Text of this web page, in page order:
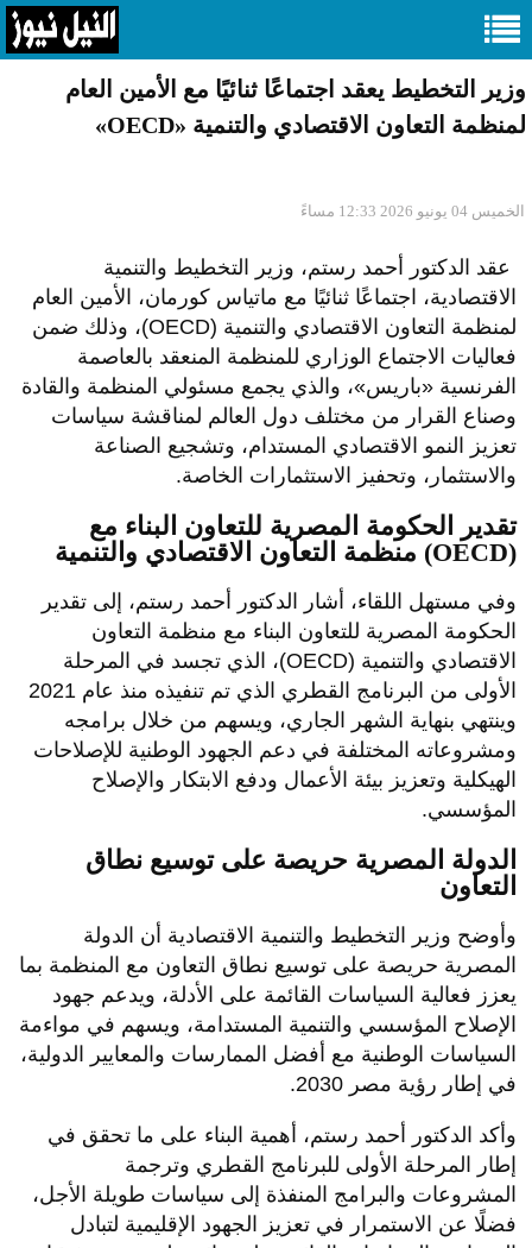
وزير التخطيط يعقد اجتماعًا ثنائيًا مع الأمين العام
لمنظمة التعاون الاقتصادي والتنمية «OECD»
الخميس 04 يونيو 2026 12:33 مساءً
عقد الدكتور أحمد رستم، وزير التخطيط والتنمية
الاقتصادية، اجتماعًا ثنائيًا مع ماتياس كورمان، الأمين العام
لمنظمة التعاون الاقتصادي والتنمية (OECD)، وذلك ضمن
فعاليات الاجتماع الوزاري للمنظمة المنعقد بالعاصمة
الفرنسية «باريس»، والذي يجمع مسئولي المنظمة والقادة
وصناع القرار من مختلف دول العالم لمناقشة سياسات
تعزيز النمو الاقتصادي المستدام، وتشجيع الصناعة
والاستثمار، وتحفيز الاستثمارات الخاصة.
تقدير الحكومة المصرية للتعاون البناء مع
منظمة التعاون الاقتصادي والتنمية (OECD)
وفي مستهل اللقاء، أشار الدكتور أحمد رستم، إلى تقدير
الحكومة المصرية للتعاون البناء مع منظمة التعاون
الاقتصادي والتنمية (OECD)، الذي تجسد في المرحلة
الأولى من البرنامج القطري الذي تم تنفيذه منذ عام 2021
وينتهي بنهاية الشهر الجاري، ويسهم من خلال برامجه
ومشروعاته المختلفة في دعم الجهود الوطنية للإصلاحات
الهيكلية وتعزيز بيئة الأعمال ودفع الابتكار والإصلاح
المؤسسي.
الدولة المصرية حريصة على توسيع نطاق
التعاون
وأوضح وزير التخطيط والتنمية الاقتصادية أن الدولة
المصرية حريصة على توسيع نطاق التعاون مع المنظمة بما
يعزز فعالية السياسات القائمة على الأدلة، ويدعم جهود
الإصلاح المؤسسي والتنمية المستدامة، ويسهم في مواءمة
السياسات الوطنية مع أفضل الممارسات والمعايير الدولية،
في إطار رؤية مصر 2030.
وأكد الدكتور أحمد رستم، أهمية البناء على ما تحقق في
إطار المرحلة الأولى للبرنامج القطري وترجمة
المشروعات والبرامج المنفذة إلى سياسات طويلة الأجل،
فضلًا عن الاستمرار في تعزيز الجهود الإقليمية لتبادل